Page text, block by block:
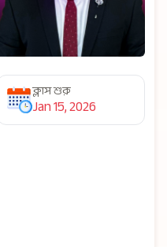
ক্লাস শুরু
Jan 15, 2026